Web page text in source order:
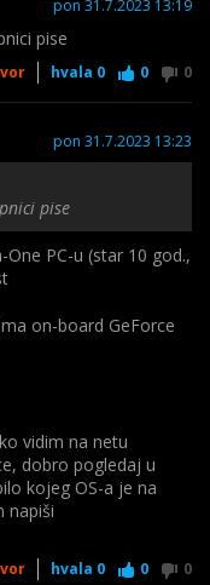
pon 31.7.2023 13:19
pise
hvala 0 0 0
pon 31.7.2023 13:23
pise
PC-u (star 10 god.,
on-board GeForce
vidim na netu
dobro pogledaj u
kojeg OS-a je na
napiši
hvala 0 0 0